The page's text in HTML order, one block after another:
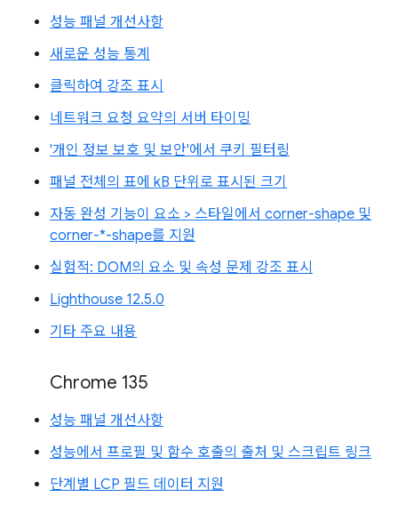
성능 패널 개선사항
새로운 성능 통계
클릭하여 강조 표시
네트워크 요청 요약의 서버 타이밍
'개인 정보 보호 및 보안'에서 쿠키 필터링
패널 전체의 표에 kB 단위로 표시된 크기
자동 완성 기능이 요소 > 스타일에서 corner-shape 및
corner-*-shape를 지원
실험적: DOM의 요소 및 속성 문제 강조 표시
Lighthouse 12.5.0
기타 주요 내용
Chrome 135
성능 패널 개선사항
성능에서 프로필 및 함수 호출의 출처 및 스크립트 링크
단계별 LCP 필드 데이터 지원